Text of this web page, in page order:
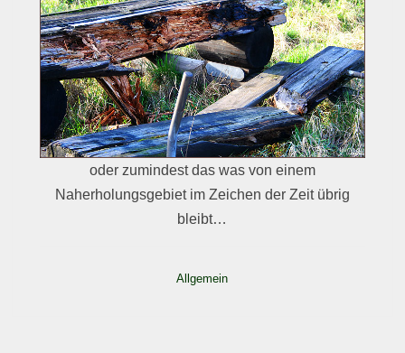
oder zumindest das was von einem
Naherholungsgebiet im Zeichen der Zeit übrig
bleibt…
Allgemein